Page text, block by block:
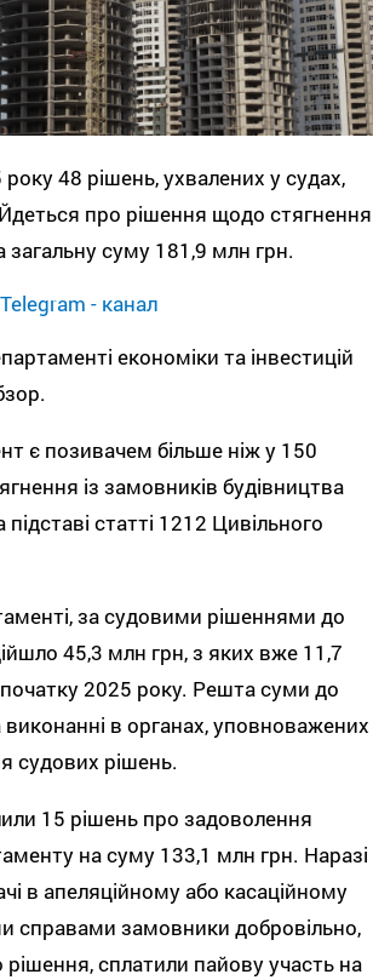
48 рішень, ухвалених у судах,
про рішення щодо стягнення
загальну суму 181,9 млн грн.
- канал
економіки та інвестицій
є позивачем більше ніж у 150
із замовників будівництва
статті 1212 Цивільного
за судовими рішеннями до
45,3 млн грн, з яких вже 11,7
2025 року. Решта суми до
в органах, уповноважених
судових рішень.
15 рішень про задоволення
на суму 133,1 млн грн. Наразі
в апеляційному або касаційному
справами замовники добровільно,
сплатили пайову участь на